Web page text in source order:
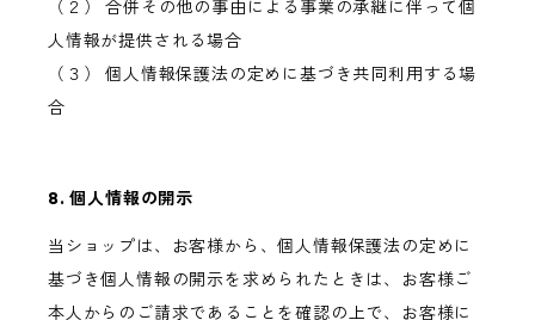
（２） 合併その他の事由による事業の承継に伴って個
人情報が提供される場合
（３） 個人情報保護法の定めに基づき共同利用する場
合
8. 個人情報の開示
当ショップは、お客様から、個人情報保護法の定めに
基づき個人情報の開示を求められたときは、お客様ご
本人からのご請求であることを確認の上で、お客様に